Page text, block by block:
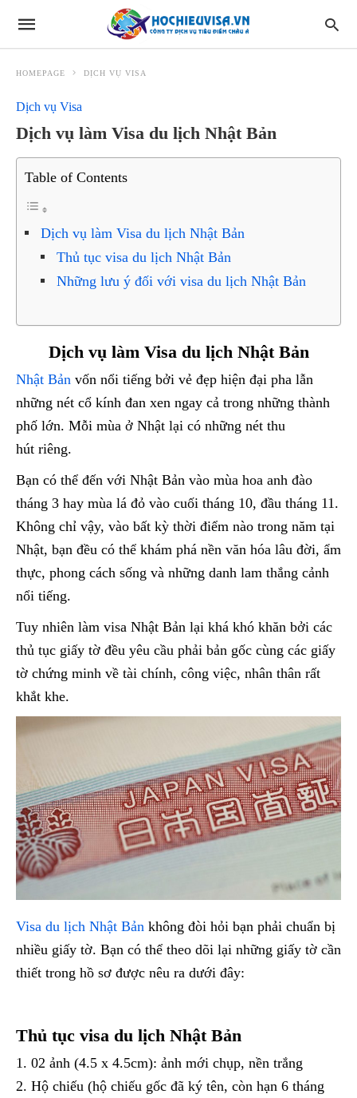
HOMEPAGE DỊCH VỤ VISA
Dịch vụ Visa
Dịch vụ làm Visa du lịch Nhật Bản
Table of Contents
Dịch vụ làm Visa du lịch Nhật Bản
Thủ tục visa du lịch Nhật Bản
Những lưu ý đối với visa du lịch Nhật Bản
Dịch vụ làm Visa du lịch Nhật Bản
Nhật Bản vốn nổi tiếng bởi vẻ đẹp hiện đại pha lẫn
những nét cổ kính đan xen ngay cả trong những thành
phố lớn. Mỗi mùa ở Nhật lại có những nét thu
hút riêng.
Bạn có thể đến với Nhật Bản vào mùa hoa anh đào
tháng 3 hay mùa lá đỏ vào cuối tháng 10, đầu tháng 11.
Không chỉ vậy, vào bất kỳ thời điểm nào trong năm tại
Nhật, bạn đều có thể khám phá nền văn hóa lâu đời, ẩm
thực, phong cách sống và những danh lam thắng cảnh
nổi tiếng.
Tuy nhiên làm visa Nhật Bản lại khá khó khăn bởi các
thủ tục giấy tờ đều yêu cầu phải bản gốc cùng các giấy
tờ chứng minh về tài chính, công việc, nhân thân rất
khắt khe.
Visa du lịch Nhật Bản không đòi hỏi bạn phải chuẩn bị
nhiều giấy tờ. Bạn có thể theo dõi lại những giấy tờ cần
thiết trong hồ sơ được nêu ra dưới đây:
Thủ tục visa du lịch Nhật Bản
1. 02 ảnh (4.5 x 4.5cm): ảnh mới chụp, nền trắng
2. Hộ chiếu (hộ chiếu gốc đã ký tên, còn hạn 6 tháng